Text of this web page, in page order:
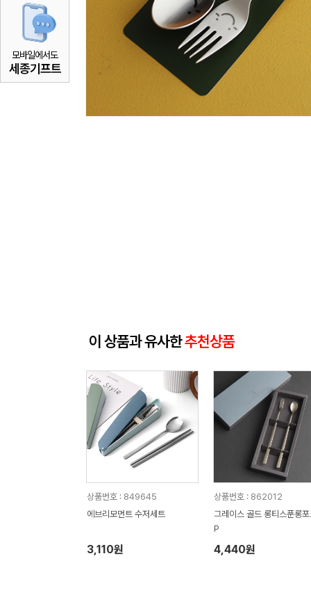
모바일에서도
세종기프트
이 상품과 유사한추천상품
상품번호 : 849645
에브리모먼트 수저세트
3,110원
상품번호 : 862012
그레이스 골드 롱티스푼롱
P
4,440원